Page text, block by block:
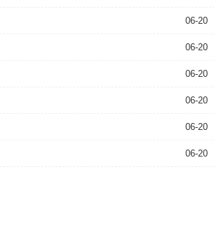
06-20
06-20
06-20
06-20
06-20
06-20